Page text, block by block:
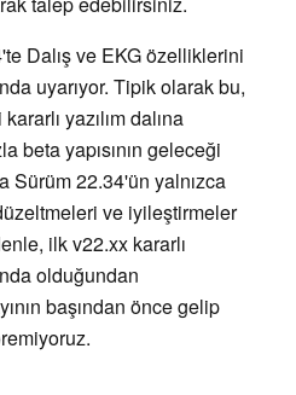
Dalış ve EKG özelliklerini
uyarıyor. Tipik olarak bu,
yazılım dalına
beta yapısının geleceği
Sürüm 22.34'ün yalnızca
ve iyileştirmeler
ilk v22.xx kararlı
olduğundan
başından önce gelip